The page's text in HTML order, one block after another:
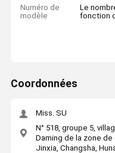
Numéro de
modèle
Le
fonction
Coordonnées
Miss. SU
N° 518, groupe 5,
Daming de la zone
Jinxia, Changsha,